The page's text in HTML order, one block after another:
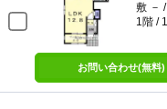
敷 －
1階 /
お問い合わせ(無料)